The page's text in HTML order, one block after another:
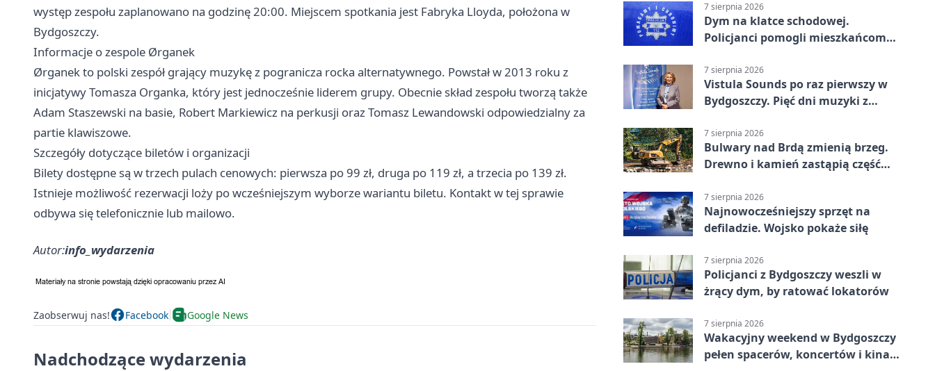
występ zespołu zaplanowano na godzinę 20:00. Miejscem spotkania jest Fabryka Lloyda, położona w
Bydgoszczy.
Informacje o zespole Ørganek
Ørganek to polski zespół grający muzykę z pogranicza rocka alternatywnego. Powstał w 2013 roku z
inicjatywy Tomasza Organka, który jest jednocześnie liderem grupy. Obecnie skład zespołu tworzą także
Adam Staszewski na basie, Robert Markiewicz na perkusji oraz Tomasz Lewandowski odpowiedzialny za
partie klawiszowe.
Szczegóły dotyczące biletów i organizacji
Bilety dostępne są w trzech pulach cenowych: pierwsza po 99 zł, druga po 119 zł, a trzecia po 139 zł.
Istnieje możliwość rezerwacji loży po wcześniejszym wyborze wariantu biletu. Kontakt w tej sprawie
odbywa się telefonicznie lub mailowo.
Autor:info_wydarzenia
Zaobserwuj nas! Facebook Google News
Nadchodzące wydarzenia
7 sierpnia 2026
Dym na klatce schodowej.
Policjanci pomogli mieszkańcom
7 sierpnia 2026
Vistula Sounds po raz pierwszy w
Bydgoszczy. Pięć dni muzyki z
7 sierpnia 2026
Bulwary nad Brdą zmienią brzeg.
Drewno i kamień zastąpią część
7 sierpnia 2026
Najnowocześniejszy sprzęt na
defiladzie. Wojsko pokaże siłę
7 sierpnia 2026
Policjanci z Bydgoszczy weszli w
żrący dym, by ratować lokatorów
7 sierpnia 2026
Wakacyjny weekend w Bydgoszczy
pełen spacerów, koncertów i kina